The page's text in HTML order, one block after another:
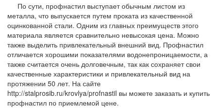
По сути, профнастил выступает обычным листом из
металла, что выпускается путем проката из качественной
оцинкованной стали. Одним из главных преимуществ этого
материала является сравнительно невысокая цена. Можно
также выделить привлекательный внешний вид. Профнастил
отличается хорошими показателями водонепроницаемости, а
также считается очень долговечным, так как сохраняет свои
качественные характеристики и привлекательный вид на
протяжении 50 лет. На сайте
http://stalprosib.ru/krovlya/profnastil вы можете заказать и купить
профнастил по приемлемой цене.